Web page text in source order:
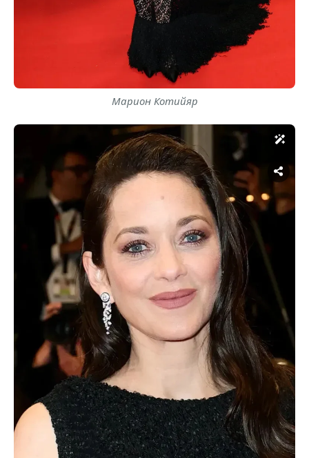
Марион Котийяр